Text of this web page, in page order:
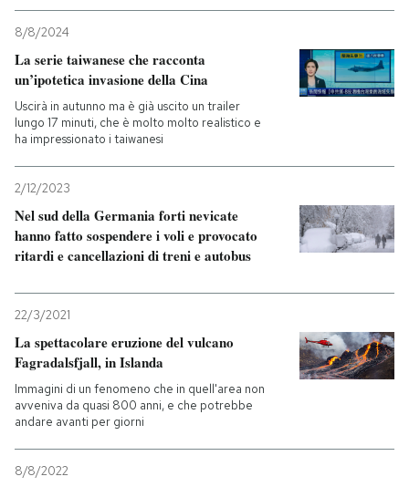
8/8/2024
La serie taiwanese che racconta
un’ipotetica invasione della Cina
Uscirà in autunno ma è già uscito un trailer
lungo 17 minuti, che è molto molto realistico e
ha impressionato i taiwanesi
2/12/2023
Nel sud della Germania forti nevicate
hanno fatto sospendere i voli e provocato
ritardi e cancellazioni di treni e autobus
22/3/2021
La spettacolare eruzione del vulcano
Fagradalsfjall, in Islanda
Immagini di un fenomeno che in quell'area non
avveniva da quasi 800 anni, e che potrebbe
andare avanti per giorni
8/8/2022